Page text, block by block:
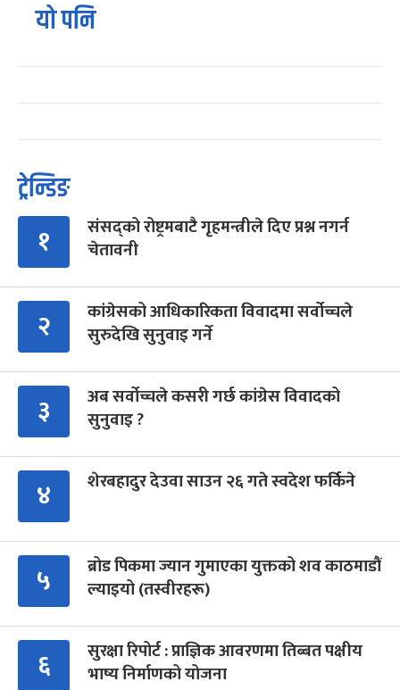
यो पनि
ट्रेन्डिङ
१
संसद्को रोष्ट्रमबाटै गृहमन्त्रीले दिए प्रश्न नगर्न
चेतावनी
२
कांग्रेसको आधिकारिकता विवादमा सर्वोच्चले
सुरुदेखि सुनुवाइ गर्ने
३
अब सर्वोच्चले कसरी गर्छ कांग्रेस विवादको
सुनुवाइ ?
४ शेरबहादुर देउवा साउन २६ गते स्वदेश फर्किने
५
ब्रोड पिकमा ज्यान गुमाएका युक्तको शव काठमाडौं
ल्याइयो (तस्वीरहरू)
६
सुरक्षा रिपोर्ट : प्राज्ञिक आवरणमा तिब्बत पक्षीय
भाष्य निर्माणको योजना